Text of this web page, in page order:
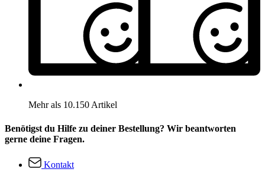
Mehr als 10.150 Artikel
Benötigst du Hilfe zu deiner Bestellung? Wir beantworten
gerne deine Fragen.
Kontakt